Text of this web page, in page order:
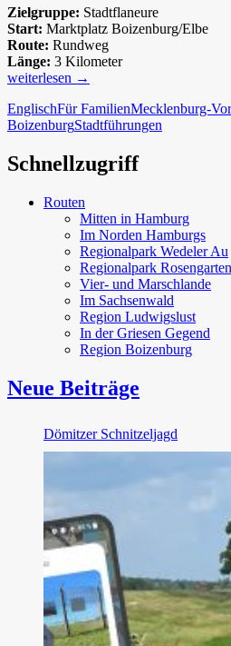
Zielgruppe: Stadtflaneure
Start: Marktplatz Boizenburg/Elbe
Route: Rundweg
Länge: 3 Kilometer
Boizenburger
weiterlesen →
EnglischFür FamilienMecklenburg-
BoizenburgStadtführungen
Schnellzugriff
Routen
Mitten in Hamburg
Im Norden Hamburgs
Regionalpark Wedeler Au
Regionalpark Rosengarten
Vier- und Marschlande
Im Sachsenwald
Region Ludwigslust
In der Griesen Gegend
Region Boizenburg
Neue Beiträge
Dömitzer Schnitzeljagd